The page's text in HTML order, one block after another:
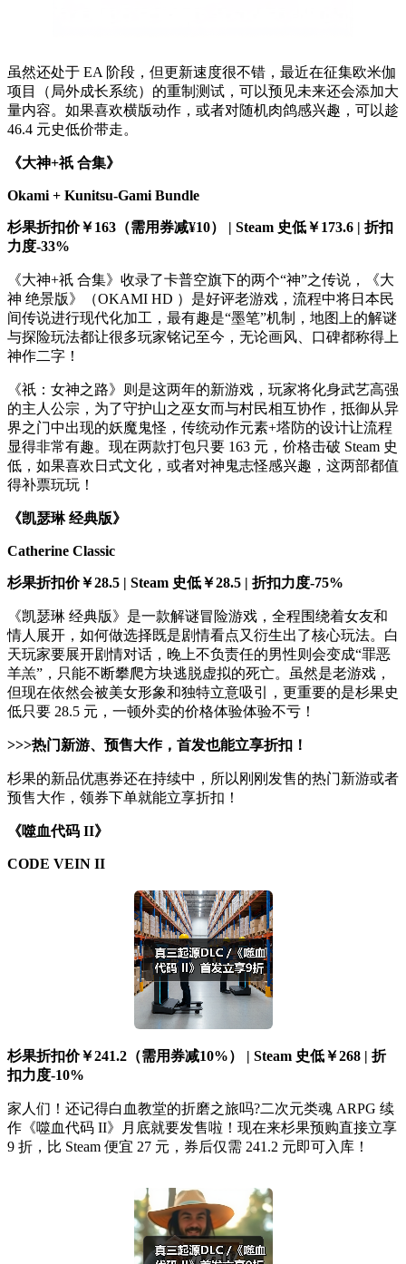
虽然还处于 EA 阶段，但更新速度很不错，最近在征集欧米伽
项目（局外成长系统）的重制测试，可以预见未来还会添加大
量内容。如果喜欢横版动作，或者对随机肉鸽感兴趣，可以趁
46.4 元史低价带走。
《大神+祇 合集》
Okami + Kunitsu-Gami Bundle
杉果折扣价￥163（需用券减¥10） | Steam 史低￥173.6 | 折扣
力度-33%
《大神+祇 合集》收录了卡普空旗下的两个“神”之传说，《大
神 绝景版》（OKAMI HD ）是好评老游戏，流程中将日本民
间传说进行现代化加工，最有趣是“墨笔”机制，地图上的解谜
与探险玩法都让很多玩家铭记至今，无论画风、口碑都称得上
神作二字！
《祇：女神之路》则是这两年的新游戏，玩家将化身武艺高强
的主人公宗，为了守护山之巫女而与村民相互协作，抵御从异
界之门中出现的妖魔鬼怪，传统动作元素+塔防的设计让流程
显得非常有趣。现在两款打包只要 163 元，价格击破 Steam 史
低，如果喜欢日式文化，或者对神鬼志怪感兴趣，这两部都值
得补票玩玩！
《凯瑟琳 经典版》
Catherine Classic
杉果折扣价￥28.5 | Steam 史低￥28.5 | 折扣力度-75%
《凯瑟琳 经典版》是一款解谜冒险游戏，全程围绕着女友和
情人展开，如何做选择既是剧情看点又衍生出了核心玩法。白
天玩家要展开剧情对话，晚上不负责任的男性则会变成“罪恶
羊羔”，只能不断攀爬方块逃脱虚拟的死亡。虽然是老游戏，
但现在依然会被美女形象和独特立意吸引，更重要的是杉果史
低只要 28.5 元，一顿外卖的价格体验体验不亏！
>>>热门新游、预售大作，首发也能立享折扣！
杉果的新品优惠券还在持续中，所以刚刚发售的热门新游或者
预售大作，领券下单就能立享折扣！
《噬血代码 II》
CODE VEIN II
杉果折扣价￥241.2（需用券减10%） | Steam 史低￥268 | 折
扣力度-10%
家人们！还记得白血教堂的折磨之旅吗?二次元类魂 ARPG 续
作《噬血代码 II》月底就要发售啦！现在来杉果预购直接立享
9 折，比 Steam 便宜 27 元，券后仅需 241.2 元即可入库！